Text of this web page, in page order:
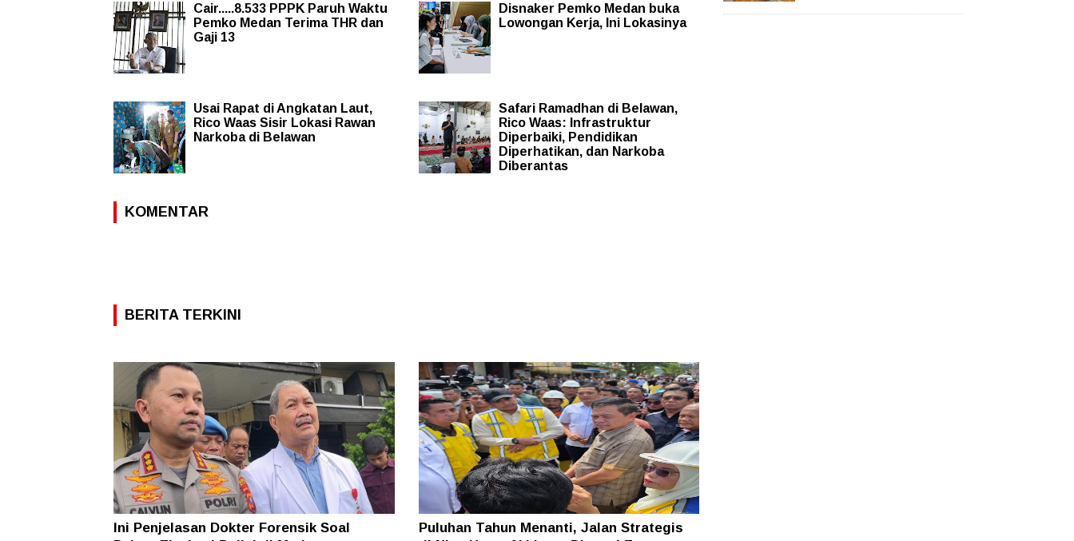
Cair.....8.533 PPPK Paruh Waktu
Pemko Medan Terima THR dan
Gaji 13
Disnaker Pemko Medan buka
Lowongan Kerja, Ini Lokasinya
Usai Rapat di Angkatan Laut,
Rico Waas Sisir Lokasi Rawan
Narkoba di Belawan
Safari Ramadhan di Belawan,
Rico Waas: Infrastruktur
Diperbaiki, Pendidikan
Diperhatikan, dan Narkoba
Diberantas
KOMENTAR
BERITA TERKINI
Ini Penjelasan Dokter Forensik Soal
Puluhan Tahun Menanti, Jalan Strategis